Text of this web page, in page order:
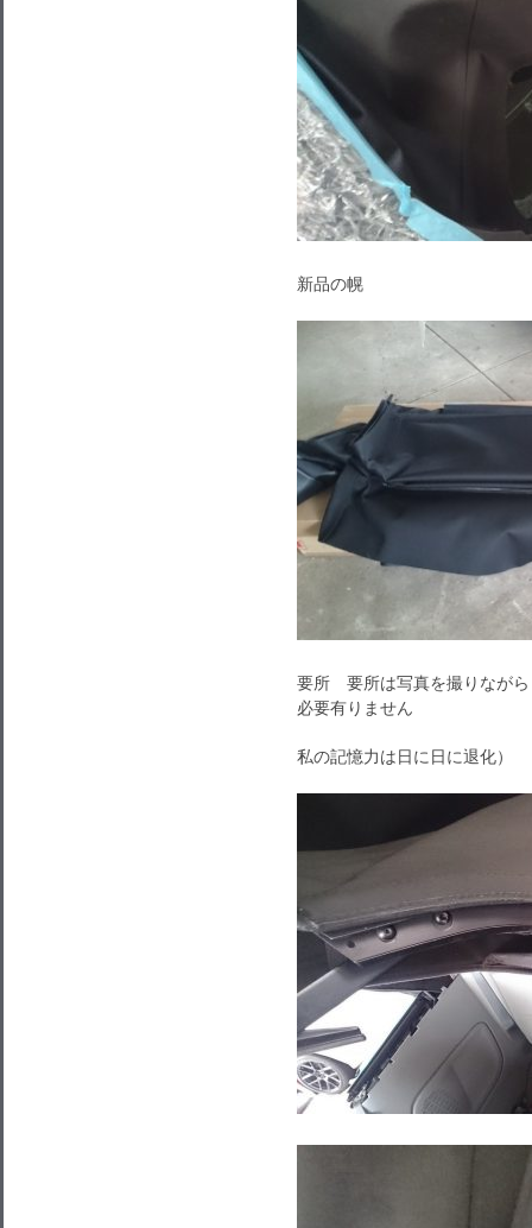
新品の幌
要所 要所は写真を撮りなが
必要有りません
私の記憶力は日に日に退化）